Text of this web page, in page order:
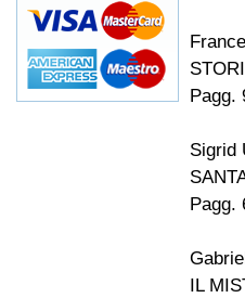
Pagg.
Sigrid
Pagg.
IL